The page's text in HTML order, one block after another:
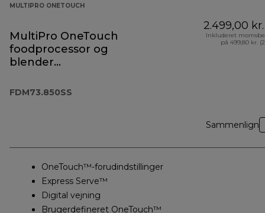
MULTIPRO ONETOUCH
MultiPro OneTouch
foodprocessor og
blender
FDM73.850SS
2.499,00 kr.
Inkluderet
på 499,80 kr.
Sammenlign
OneTouch™-forudindstillinger
Express Serve™
Digital vejning
Brugerdefineret OneTouch™